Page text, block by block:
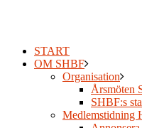
START
OM SHBF
Organisation
Årsmöten
SHBF:s
Medlemstidning